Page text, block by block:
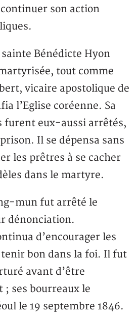
son action
Bénédicte Hyon
tout comme
vicaire apostolique de
l’Eglise coréenne. Sa
furent eux-aussi arrêtés,
Il se dépensa sans
les prêtres à se cacher
dans le martyre.
mun fut arrêté le
dénonciation.
d’encourager les
bon dans la foi. Il fut
avant d’être
; ses bourreaux le
le 19 septembre 1846.